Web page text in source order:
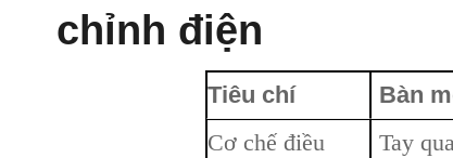
chỉnh điện
Tiêu chí Bàn
Cơ chế điều
Tay